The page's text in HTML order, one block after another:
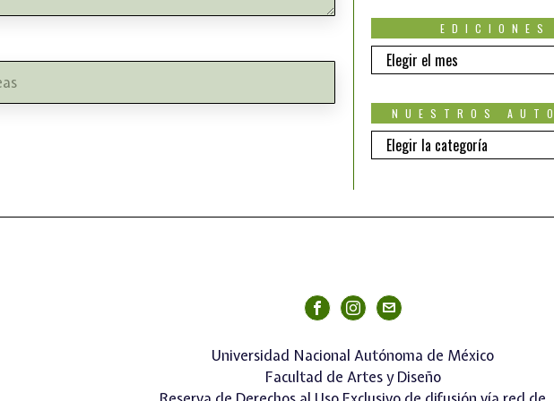
EDICIONES
EDICIONES
NUESTROS
Nuestros
autores
Universidad Nacional Autónoma de México
Facultad de Artes y Diseño